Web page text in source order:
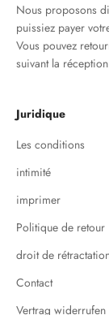
Nous proposons
puissiez payer
Vous pouvez
suivant la
Juridique
Les conditions
intimité
imprimer
Politique de retour
droit de
Contact
Vertrag widerrufen